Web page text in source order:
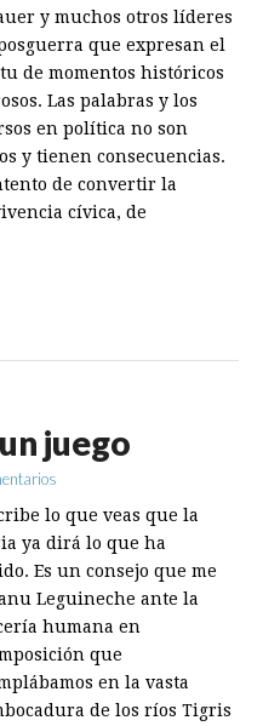
y muchos otros líderes
que expresan el
de momentos históricos
Las palabras y los
en política no son
y tienen consecuencias.
de convertir la
cívica, de
juego
lo que veas que la
ya dirá lo que ha
Es un consejo que me
Leguineche ante la
humana en
que
en la vasta
de los ríos Tigris